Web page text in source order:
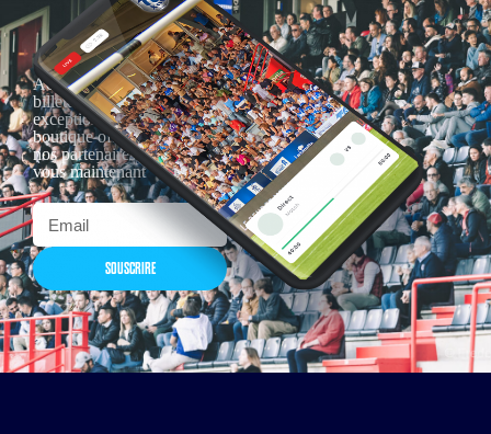
Actualités, nouveautés,
billetterie, remises
exceptionnelles dans la
boutique officielles & chez
nos partenaires… Inscrivez-
vous maintenant
SOUSCRIRE